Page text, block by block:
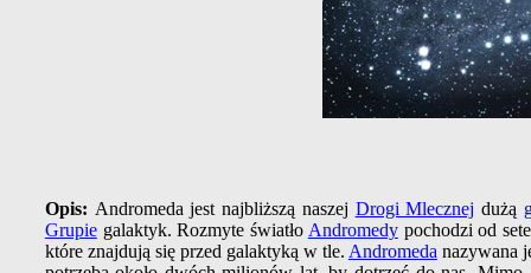
Opis: Andromeda jest najbliższą naszej Drogi Mlecznej dużą
Grupiegalaktyk. Rozmyte światło Andromedypochodzi od
które znajdują się przed galaktyką w tle. Andromeda nazywana